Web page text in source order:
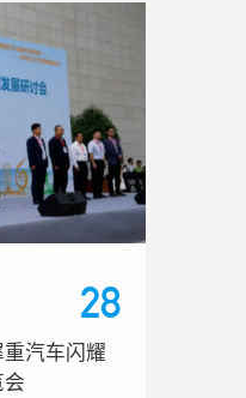
28
汽车闪耀